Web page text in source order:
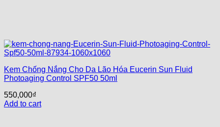
Kem Chống Nắng Cho Da Lão Hóa Eucerin Sun Fluid
Photoaging Control SPF50 50ml
550,000₫
Add to cart